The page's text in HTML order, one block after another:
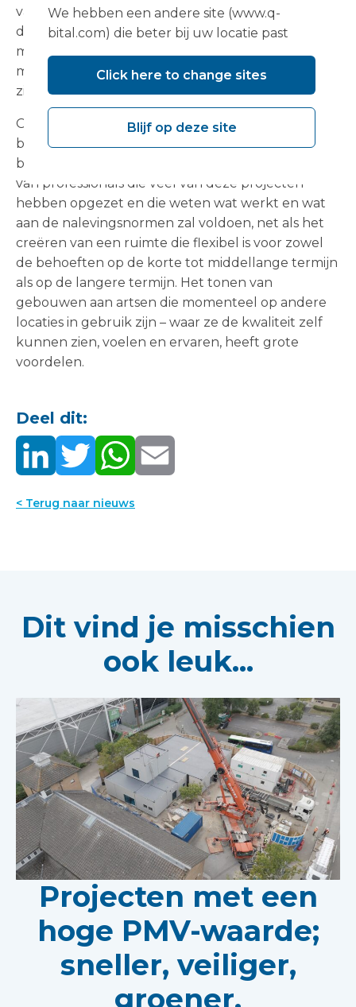
van lagere kwaliteit impliceren, terwijl de realiteit is
dat deze structuren verre van tijdelijk zijn en
mogelijk tientallen jaren meegaan, omdat het
multifunctionele en hoogwaardige omgevingen
zijn.
Op bewijs gebaseerd ontwerp is ook van cruciaal
belang, merkten de deelnemers op. Het is
belangrijk om gebruik te maken van de ervaring
van professionals die veel van deze projecten
hebben opgezet en die weten wat werkt en wat
aan de nalevingsnormen zal voldoen, net als het
creëren van een ruimte die flexibel is voor zowel
de behoeften op de korte tot middellange termijn
als op de langere termijn. Het tonen van
gebouwen aan artsen die momenteel op andere
locaties in gebruik zijn – waar ze de kwaliteit zelf
kunnen zien, voelen en ervaren, heeft grote
voordelen.
Deel dit:
< Terug naar nieuws
Dit vind je misschien
ook leuk...
Projecten met een
hoge PMV-waarde;
sneller, veiliger,
groener.
We hebben een andere site (www.q-
bital.com) die beter bij uw locatie past
Click here to change sites
Blijf op deze site